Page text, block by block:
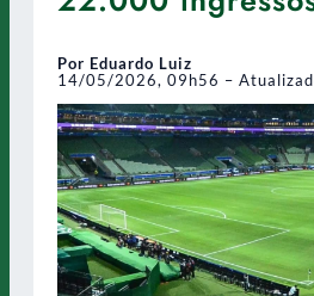
Por Eduardo Luiz
14/05/2026, 09h56 –